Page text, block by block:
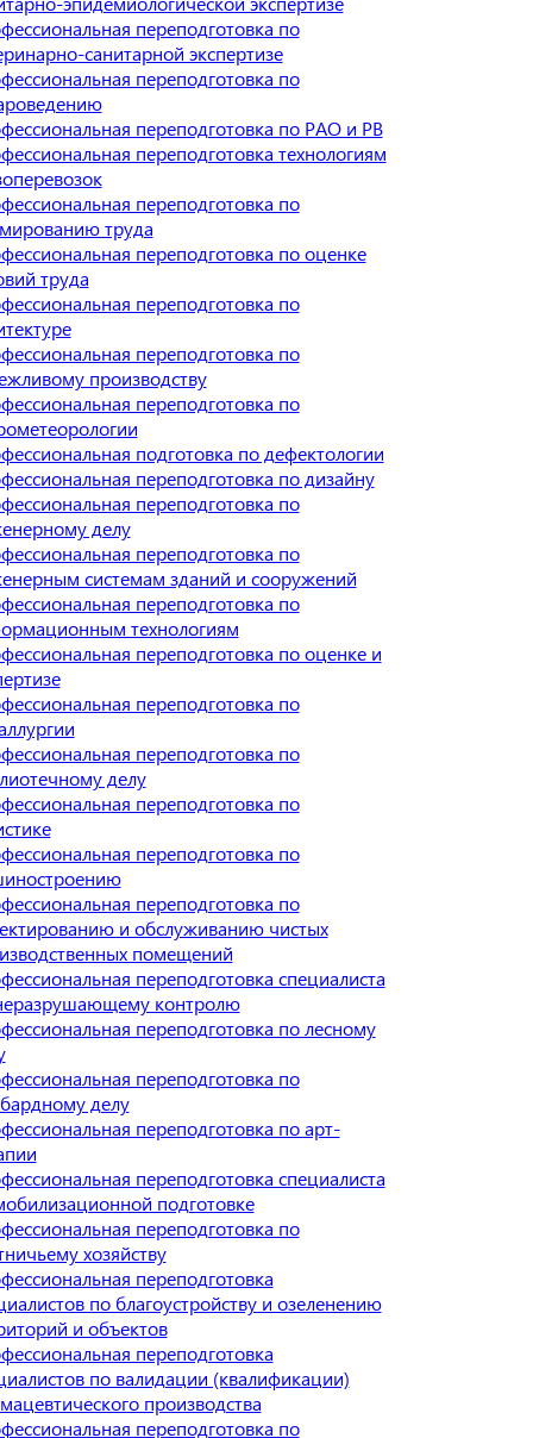
переподготовка по
санитарной экспертизе
переподготовка по
переподготовка по РАО и РВ
переподготовка технологиям
переподготовка по
труда
переподготовка по оценке
труда
переподготовка по
переподготовка по
производству
переподготовка по
подготовка по дефектологии
переподготовка по дизайну
переподготовка по
делу
переподготовка по
системам зданий и сооружений
переподготовка по
технологиям
переподготовка по оценке и
переподготовка по
переподготовка по
делу
переподготовка по
переподготовка по
переподготовка по
и обслуживанию чистых
помещений
переподготовка специалиста
контролю
переподготовка по лесному
переподготовка по
делу
переподготовка по арт-
переподготовка специалиста
подготовке
переподготовка по
хозяйству
переподготовка
по благоустройству и озеленению
и объектов
переподготовка
по валидации (квалификации)
производства
переподготовка по